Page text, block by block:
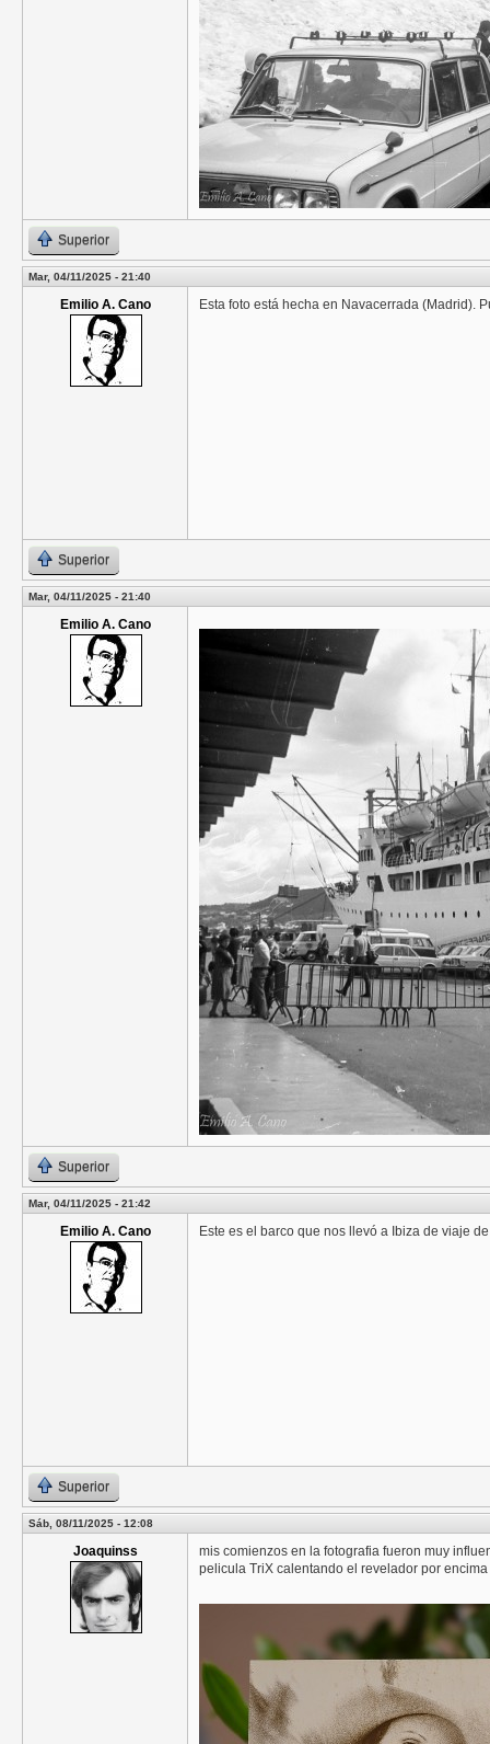
Superior
Mar, 04/11/2025 - 21:40
Emilio A. Cano Esta foto está hecha en Navacerrada (Madrid).
Superior
Mar, 04/11/2025 - 21:40
Emilio A. Cano
Superior
Mar, 04/11/2025 - 21:42
Emilio A. Cano Este es el barco que nos llevó a Ibiza de viaje
Superior
Sáb, 08/11/2025 - 12:08
Joaquinss
mis comienzos en la fotografia fueron muy
pelicula TriX calentando el revelador por